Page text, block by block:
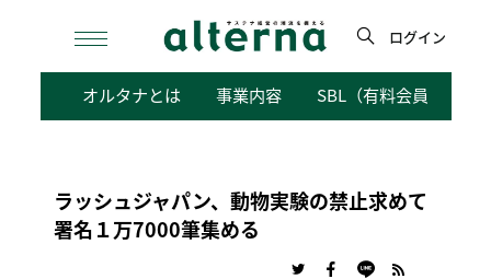
検
ログイン
オルタナとは 事業内容 SBL（有料会員向けサ
ラッシュジャパン、動物実験の禁止求めて
署名１万7000筆集める